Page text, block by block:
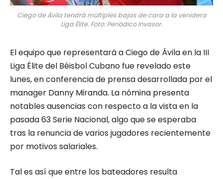
Ciego de Ávila tendrá múltiples bajas de cara a la venidera
Liga Élite. Foto: Periódico Invasor.
El equipo que representará a Ciego de Ávila en la III
Liga Élite del Béisbol Cubano fue revelado este
lunes, en conferencia de prensa desarrollada por el
manager Danny Miranda. La nómina presenta
notables ausencias con respecto a la vista en la
pasada 63 Serie Nacional, algo que se esperaba
tras la renuncia de varios jugadores recientemente
por motivos salariales.
Tal es así que entre los bateadores resulta